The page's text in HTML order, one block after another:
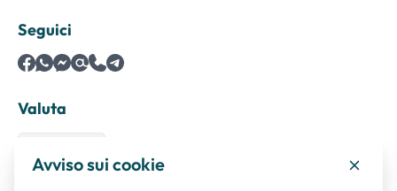
Seguici
Valuta
Avviso sui cookie